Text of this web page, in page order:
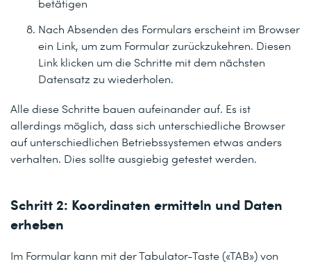
betätigen
Nach Absenden des Formulars erscheint im Browser
ein Link, um zum Formular zurückzukehren. Diesen
Link klicken um die Schritte mit dem nächsten
Datensatz zu wiederholen.
Alle diese Schritte bauen aufeinander auf. Es ist
allerdings möglich, dass sich unterschiedliche Browser
auf unterschiedlichen Betriebssystemen etwas anders
verhalten. Dies sollte ausgiebig getestet werden.
Schritt 2: Koordinaten ermitteln und Daten
erheben
Im Formular kann mit der Tabulator-Taste («TAB») von